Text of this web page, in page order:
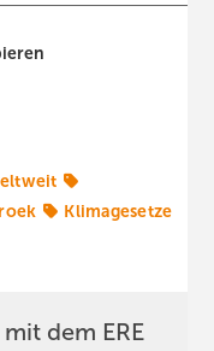
Klimagesetze
dem ERE